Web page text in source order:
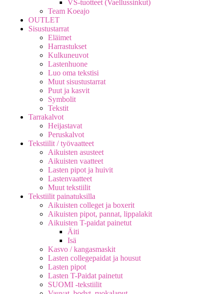
VS-tuotteet (Vaellussinkut)
Team Koeajo
OUTLET
Sisustustarrat
Eläimet
Harrastukset
Kulkuneuvot
Lastenhuone
Luo oma tekstisi
Muut sisustustarrat
Puut ja kasvit
Symbolit
Tekstit
Tarrakalvot
Heijastavat
Peruskalvot
Tekstiilit / työvaatteet
Aikuisten asusteet
Aikuisten vaatteet
Lasten pipot ja huivit
Lastenvaatteet
Muut tekstiilit
Tekstiilit painatuksilla
Aikuisten colleget ja boxerit
Aikuisten pipot, pannat, lippalakit
Aikuisten T-paidat painetut
Äiti
Isä
Kasvo / kangasmaskit
Lasten collegepaidat ja housut
Lasten pipot
Lasten T-Paidat painetut
SUOMI -tekstiilit